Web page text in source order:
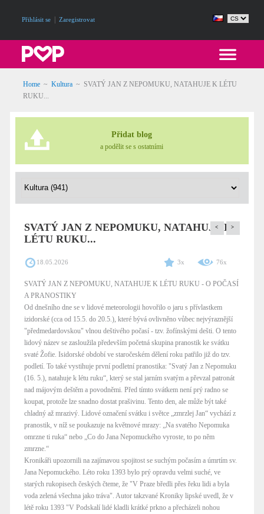
Přihlásit se Zaregistrovat
Home ~ Kultura ~ SVATÝ JAN Z NEPOMUKU, NATAHUJE K LÉTU
RUKU...
Přidat blog
a podělit se s ostatními
SVATÝ JAN Z NEPOMUKU, NATAHUJE K
LÉTU RUKU...
< >
18.05.2026 3x 76x
SVATÝ JAN Z NEPOMUKU, NATAHUJE K LÉTU RUKU - O POČASÍ
A PRANOSTIKY
Od dnešního dne se v lidové meteorologii hovořilo o jaru s přívlastkem
izidorské (cca od 15.5. do 20.5.), které bývá ovlivněno vůbec nejvýraznější
"předmedardovskou" vlnou deštivého počasí - tzv. žofínskými dešti. O tento
lidový název se zasloužila především početná skupina pranostik ke svátku
svaté Žofie. Isidorské období ve staročeském dělení roku patřilo již do tzv.
podletí. To také vystihuje první podletní pranostika: "Svatý Jan z Nepomuku
(16. 5.), natahuje k létu ruku“, který se stal jarním svatým a převzal patronát
nad májovým deštěm a povodněmi. Před tímto svátkem není prý radno se
koupat, protože lze snadno dostat prašivinu. Tento den, ale může být také
chladný až mrazivý. Lidové označení svátku i světce „zmrzlej Jan“ vychází z
pranostik, v níž se poukazuje na květnové mrazy: „Na svatého Nepomuka
omrzne ti ruka“ nebo „Co do Jana Nepomuckého vyroste, to po něm
zmrzne.“
Kronikáři upozornili na zajímavou spojitost se suchým počasím a úmrtím sv.
Jana Nepomuckého. Léto roku 1393 bylo prý opravdu velmi suché, ve
starých rukopisech českých čteme, že "V Praze bředli přes řeku lidi a byla
voda zelená všechna jako tráva". Autor takzvané Kroniky lipské uvedl, že v
létě roku 1393 "V Podskalí lidé kladli krátké prkno a přecházeli nohou